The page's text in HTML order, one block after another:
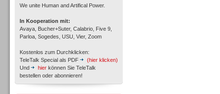
We unite Human and Artifical Power.
In Kooperation mit:
Avaya, Bucher+Suter, Calabrio, Five 9,
Parloa, Sogedes, USU, Vier, Zoom
Kostenlos zum Durchklicken:
TeleTalk Special als PDF
(hier klicken)
Und
hier können Sie TeleTalk
bestellen oder abonnieren!